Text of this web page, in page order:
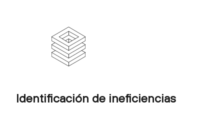
Identificación de ineficiencias